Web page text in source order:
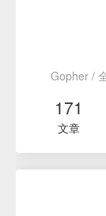
Gopher /
171
文章